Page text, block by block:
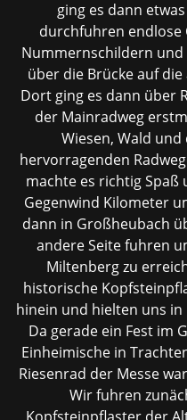
ging es dann
durchfuhren endlose
Nummernschildern
über die Brücke auf
Dort ging es dann über
der Mainradweg
Wiesen, Wald
hervorragenden
machte es richtig
Gegenwind Kilometer
dann in Großheubach
andere Seite fuhren
Miltenberg zu
historische
hinein und hielten uns
Da gerade ein Fest im
Einheimische in
Riesenrad der Messe
Wir fuhren